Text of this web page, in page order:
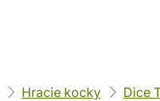
Hracie kocky Dice